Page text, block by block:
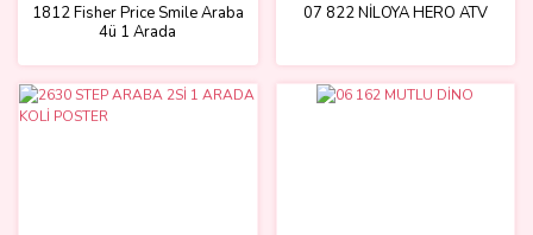
1812 Fisher Price Smile Araba
4ü 1 Arada
07 822 NİLOYA HERO ATV